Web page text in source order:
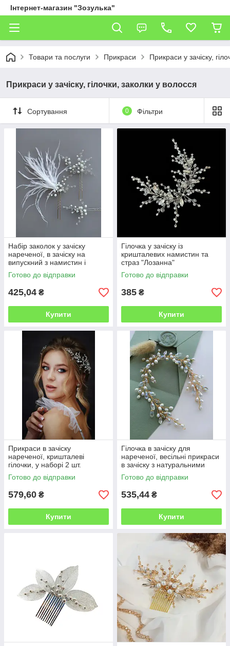
Інтернет-магазин "Зозулька"
Товари та послуги Прикраси Прикраси у зачіску,
Прикраси у зачіску, гілочки, заколки у волосся
Сортування 0 Фільтри
Набір заколок у зачіску
нареченої, в зачіску на
випускний з намистин і
пір'я(набір 3 шт.)
Готово до відправки
425,04 ₴
Купити
Гілочка у зачіску із
кришталевих намистин та
страз "Лозанна"
Готово до відправки
385 ₴
Купити
Прикраси в зачіску
нареченої, кришталеві
гілочки, у наборі 2 шт.
Готово до відправки
579,60 ₴
Купити
Гілочка в зачіску для
нареченої, весільні прикраси
в зачіску з натуральними
перлами
Готово до відправки
535,44 ₴
Купити